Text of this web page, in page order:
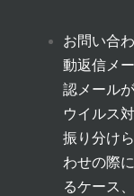
お問い合
動返信メ
認メール
ウイルス
振り分け
わせの際
るケース